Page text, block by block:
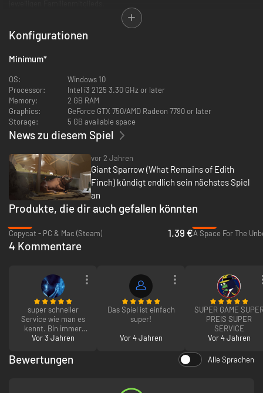
Letztlich ist es ein Spiel, das uns die Demut und das Erstaunen über die
unermessliche und unbegreifliche Welt um uns herum erfahren lässt.
Entwickelt von Giant Sparrow, dem Team hinter dem Ego-Malspiel
Konfigurationen
Minimum*
OS:
Windows 10
Processor:
Intel i3 2125 3.30 GHz or later
Memory:
2 GB RAM
Graphics:
GeForce GTX 750/AMD Radeon 7790 or later
Storage:
5 GB available space
News zu diesem Spiel
vor 2 Jahren
Giant Sparrow (What Remains of Edith
Finch) kündigt endlich sein nächstes Spiel
an
Produkte, die dir auch gefallen könnten
Copycat - PC & Mac (Steam)
1.39 €A Space For The
4 Kommentare
super schneller
Service wie man es
kennt. Bin immer
sehr zufrieden :)
Vor 3 Jahren
Das Spiel ist einfach
super!
Vor 4 Jahren
SUPER GAME
PREIS SUPER
SERVICE
Vor 4 Jahren
Bewertungen Alle Sprachen